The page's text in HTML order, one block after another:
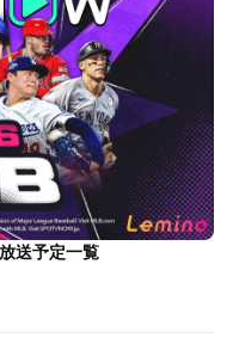
送予定一覧